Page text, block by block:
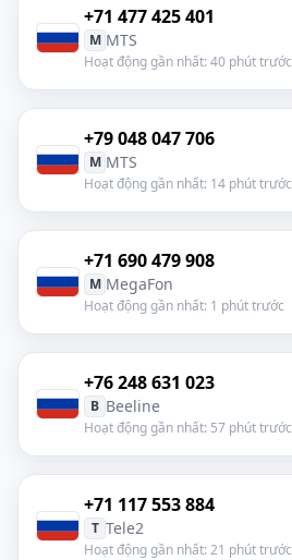
+71 477 425 401
M MTS
Hoạt động gần nhất: 40 phút trước
+79 048 047 706
M MTS
Hoạt động gần nhất: 14 phút trước
+71 690 479 908
M MegaFon
Hoạt động gần nhất: 1 phút trước
+76 248 631 023
B Beeline
Hoạt động gần nhất: 57 phút trước
+71 117 553 884
T Tele2
Hoạt động gần nhất: 21 phút trước